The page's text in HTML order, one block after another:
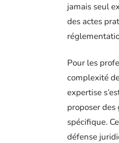
jamais seul
des actes
Pour les
complexité
expertise
proposer
spécifique.
défense